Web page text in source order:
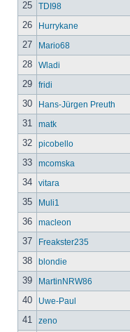
25 TDI98
26 Hurrykane
27 Mario68
28 Wladi
29 fridi
30 Hans-Jürgen Preuth
31 matk
32 picobello
33 mcomska
34 vitara
35 Muli1
36 macleon
37 Freakster235
38 blondie
39 MartinNRW86
40 Uwe-Paul
41 zeno